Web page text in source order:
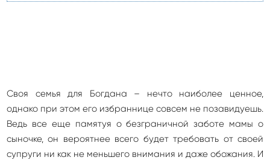
Своя семья для Богдана – нечто наиболее ценное,
однако при этом его избраннице совсем не позавидуешь.
Ведь все еще памятуя о безграничной заботе мамы о
сыночке, он вероятнее всего будет требовать от своей
супруги ни как не меньшего внимания и даже обожания. И